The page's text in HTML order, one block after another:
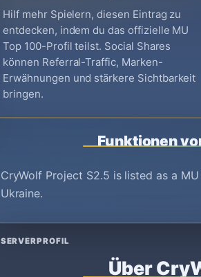
Hilf mehr Spielern, diesen Eintrag zu
entdecken, indem du das offizielle MU
Top 100-Profil teilst. Social Shares
können Referral-Traffic, Marken-
Erwähnungen und stärkere Sichtbarkeit
bringen.
Funktionen
CryWolf Project S2.5 is listed as a
Ukraine.
SERVERPROFIL
Über